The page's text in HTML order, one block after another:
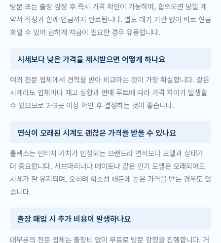
방문 또는 출장 감정 후 즉시 가격 확인이 가능하며, 합의되면 당일 계
약서 작성과 함께 입금까지 완료됩니다. 별도 대기 기간 없이 바로 현금
화할 수 있어 급하게 자금이 필요한 경우 유용합니다.
시세보다 낮은 가격을 제시받으면 어떻게 하나요
여러 전문 업체에서 견적을 받아 비교하는 것이 가장 확실합니다. 같은
시계라도 업체마다 재고 상황과 판매 루트에 따라 가격 차이가 발생할
수 있으므로 2~3곳 이상 확인 후 결정하는 것이 좋습니다.
연식이 오래된 시계도 괜찮은 가격을 받을 수 있나요
롤렉스는 빈티지 가치가 인정되는 브랜드라 연식보다 모델과 상태가
더 중요합니다. 서브마리너나 데이토나 같은 인기 모델은 오래되어도
시세가 잘 유지되며, 오히려 희소성 때문에 높은 가격을 받는 경우도 있
습니다.
출장 매입 시 추가 비용이 발생하나요
대부분의 전문 업체는 출장비 없이 무료로 방문 감정을 진행합니다. 거